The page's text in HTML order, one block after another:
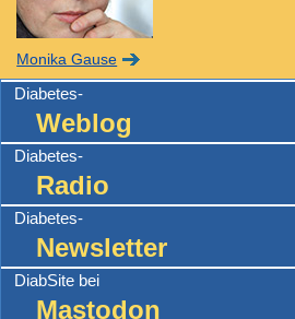
Monika Gause
Diabetes-
Weblog
Diabetes-
Radio
Diabetes-
Newsletter
DiabSite bei
Mastodon